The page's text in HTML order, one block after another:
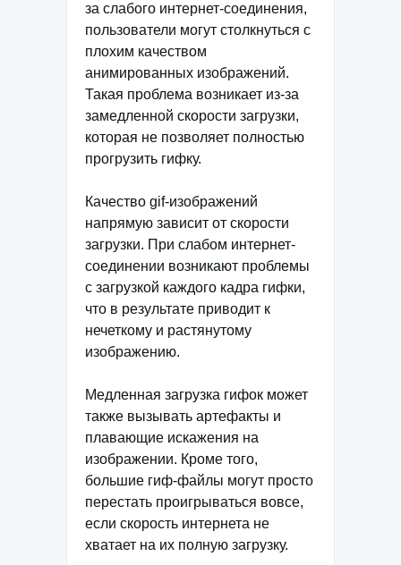
за слабого интернет-соединения,
пользователи могут столкнуться с
плохим качеством
анимированных изображений.
Такая проблема возникает из-за
замедленной скорости загрузки,
которая не позволяет полностью
прогрузить гифку.
Качество gif-изображений
напрямую зависит от скорости
загрузки. При слабом интернет-
соединении возникают проблемы
с загрузкой каждого кадра гифки,
что в результате приводит к
нечеткому и растянутому
изображению.
Медленная загрузка гифок может
также вызывать артефакты и
плавающие искажения на
изображении. Кроме того,
большие гиф-файлы могут просто
перестать проигрываться вовсе,
если скорость интернета не
хватает на их полную загрузку.